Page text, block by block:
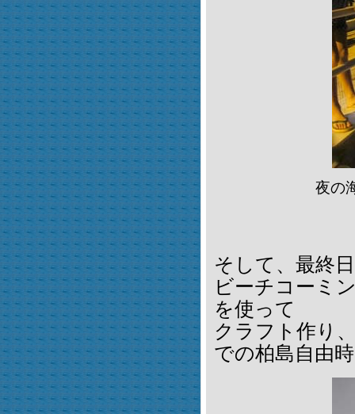
夜の
そして、最終
ビーチコーミ
を使って
クラフト作り
での柏島自由